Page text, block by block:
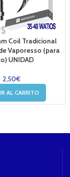
Coil Tradicional
Vaporesso (para
UNIDAD
2,50€
AL CARRITO